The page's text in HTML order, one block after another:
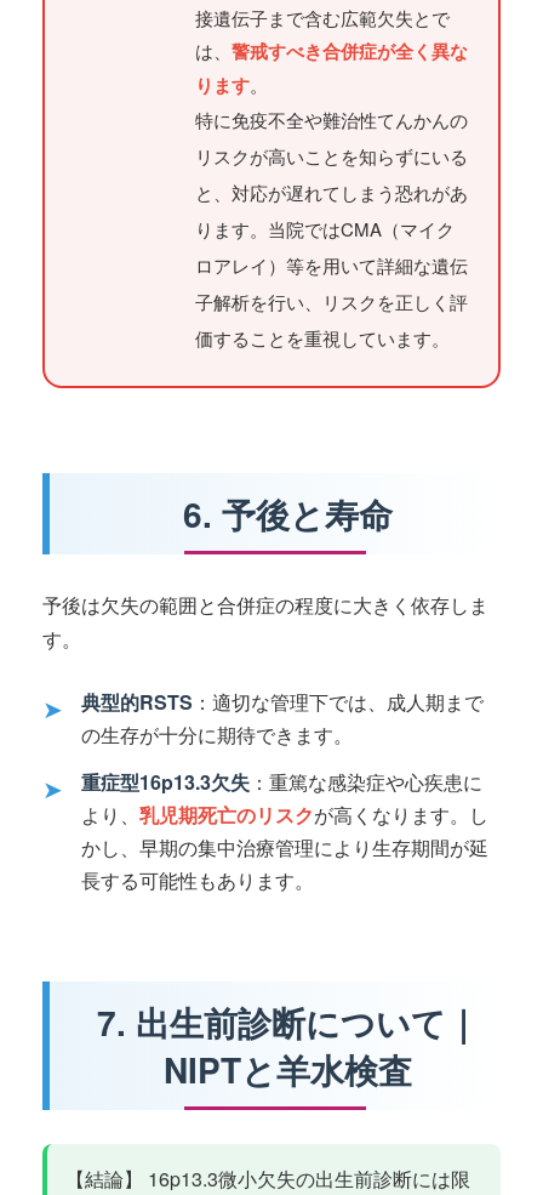
接遺伝子まで含む広範欠失とで
は、 警戒すべき合併症が全く異な
ります。
特に免疫不全や難治性てんかんの
リスクが高いことを知らずにいる
と、対応が遅れてしまう恐れがあ
ります。当院ではCMA（マイク
ロアレイ）等を用いて詳細な遺伝
子解析を行い、リスクを正しく評
価することを重視しています。
6. 予後と寿命
予後は欠失の範囲と合併症の程度に大きく依存しま
す。
➤ 典型的RSTS ：適切な管理下では、成人期まで
の生存が十分に期待できます。
➤ 重症型16p13.3欠失 ：重篤な感染症や心疾患に
より、 乳児期死亡のリスクが高くなります。し
かし、早期の集中治療管理により生存期間が延
長する可能性もあります。
7. 出生前診断について｜
NIPTと羊水検査
【結論】 16p13.3微小欠失の出生前診断には限